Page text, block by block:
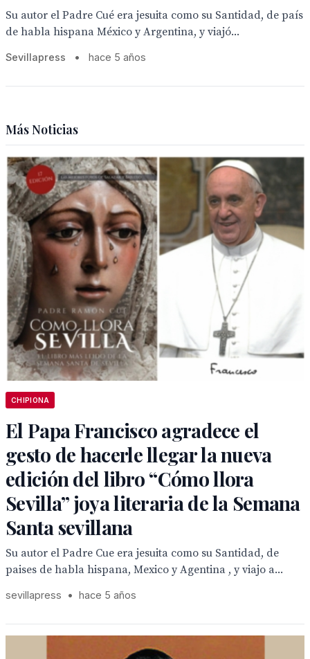
Su autor el Padre Cué era jesuita como su Santidad, de país
de habla hispana México y Argentina, y viajó...
Sevillapress • hace 5 años
Más Noticias
CHIPIONA
El Papa Francisco agradece el
gesto de hacerle llegar la nueva
edición del libro “Cómo llora
Sevilla” joya literaria de la Semana
Santa sevillana
Su autor el Padre Cue era jesuita como su Santidad, de
paises de habla hispana, Mexico y Agentina , y viajo a...
sevillapress • hace 5 años